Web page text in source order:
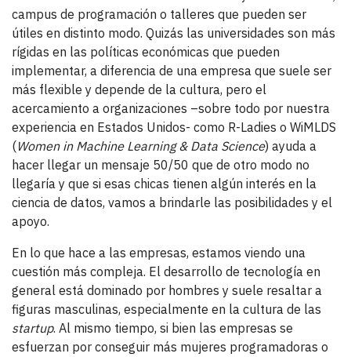
campus de programación o talleres que pueden ser
útiles en distinto modo. Quizás las universidades son más
rígidas en las políticas económicas que pueden
implementar, a diferencia de una empresa que suele ser
más flexible y depende de la cultura, pero el
acercamiento a organizaciones –sobre todo por nuestra
experiencia en Estados Unidos- como R-Ladies o WiMLDS
(Women in Machine Learning & Data Science) ayuda a
hacer llegar un mensaje 50/50 que de otro modo no
llegaría y que si esas chicas tienen algún interés en la
ciencia de datos, vamos a brindarle las posibilidades y el
apoyo.
En lo que hace a las empresas, estamos viendo una
cuestión más compleja. El desarrollo de tecnología en
general está dominado por hombres y suele resaltar a
figuras masculinas, especialmente en la cultura de las
startup. Al mismo tiempo, si bien las empresas se
esfuerzan por conseguir más mujeres programadoras o